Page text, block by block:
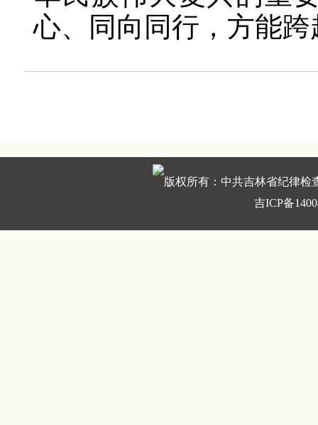
心、同向同行，方能
版权所有：中共吉林省纪律检
吉ICP备